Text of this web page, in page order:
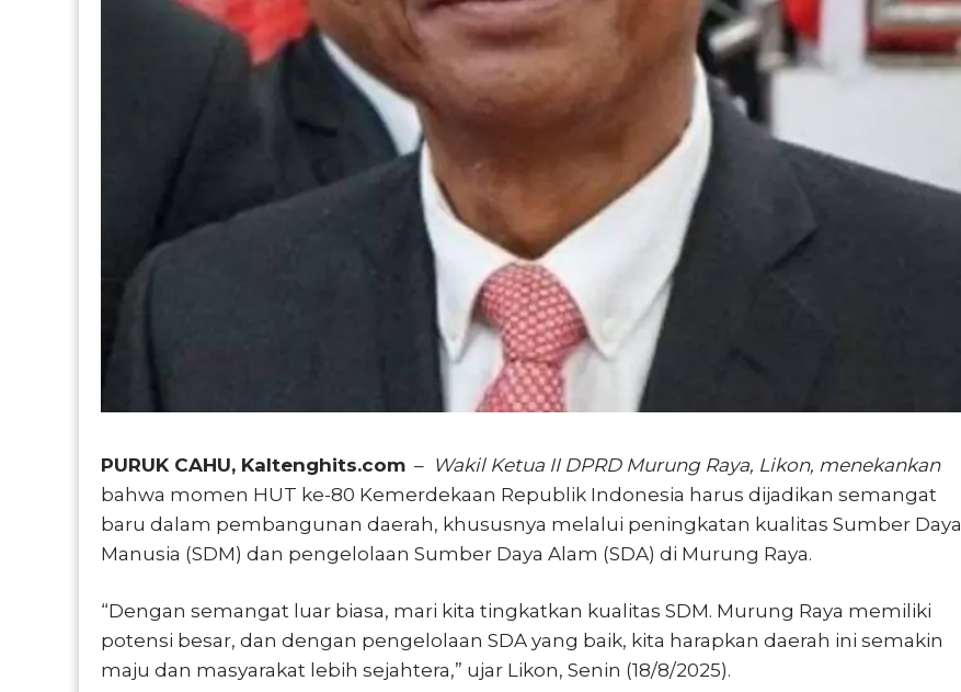
PURUK CAHU, Kaltenghits.com – Wakil Ketua II DPRD Murung Raya, Likon, menekankan
bahwa momen HUT ke-80 Kemerdekaan Republik Indonesia harus dijadikan semangat
baru dalam pembangunan daerah, khususnya melalui peningkatan kualitas Sumber Daya
Manusia (SDM) dan pengelolaan Sumber Daya Alam (SDA) di Murung Raya.
“Dengan semangat luar biasa, mari kita tingkatkan kualitas SDM. Murung Raya memiliki
potensi besar, dan dengan pengelolaan SDA yang baik, kita harapkan daerah ini semakin
maju dan masyarakat lebih sejahtera,” ujar Likon, Senin (18/8/2025).